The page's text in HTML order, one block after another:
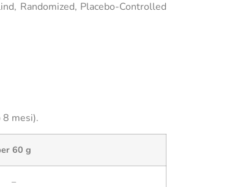
Randomized, Placebo-Controlled
mesi).
60 g
–